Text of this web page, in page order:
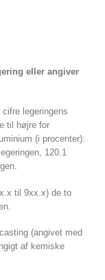
eller angiver
cifre legeringens
til højre for
(i procenter):
120.1
til 9xx.x) de to
casting (angivet med
af kemiske